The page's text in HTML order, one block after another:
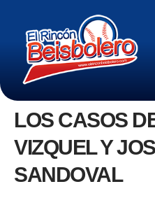
LOS CASOS
VIZQUEL Y
SANDOVAL